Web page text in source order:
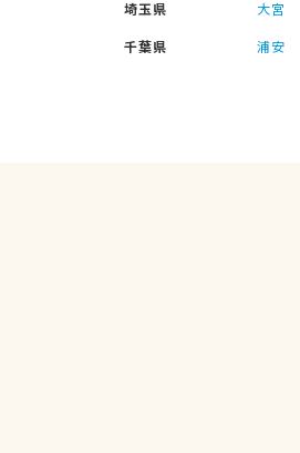
埼玉県
大宮
千葉県
浦安